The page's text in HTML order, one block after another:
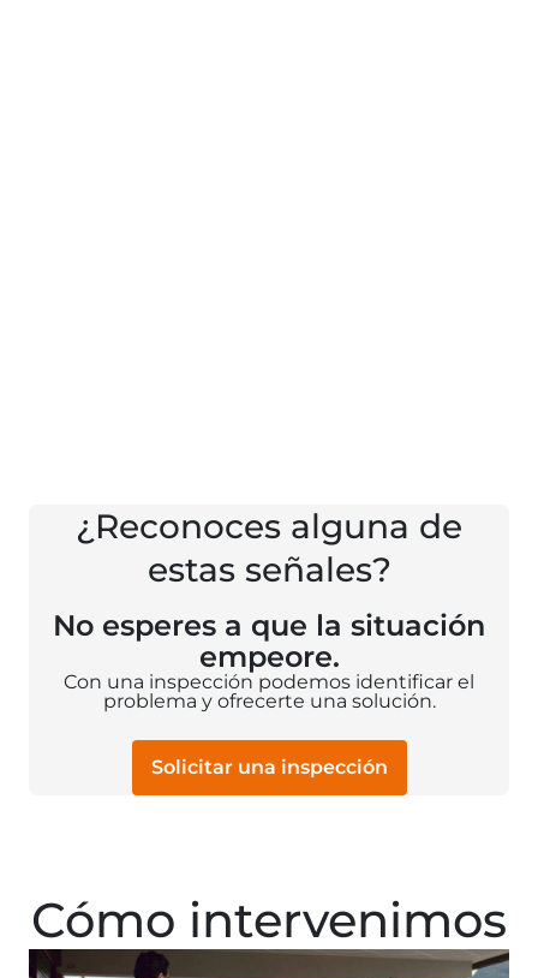
¿Reconoces alguna de
estas señales?
No esperes a que la situación
empeore.
Con una inspección podemos identificar el
problema y ofrecerte una solución.
Solicitar una inspección
Cómo intervenimos